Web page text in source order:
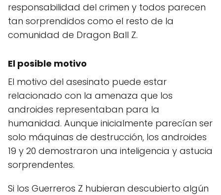
responsabilidad del crimen y todos parecen
tan sorprendidos como el resto de la
comunidad de Dragon Ball Z.
El posible motivo
El motivo del asesinato puede estar
relacionado con la amenaza que los
androides representaban para la
humanidad. Aunque inicialmente parecían ser
solo máquinas de destrucción, los androides
19 y 20 demostraron una inteligencia y astucia
sorprendentes.
Si los Guerreros Z hubieran descubierto algún